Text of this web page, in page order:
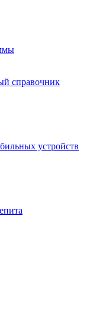
справочник
устройств